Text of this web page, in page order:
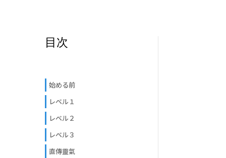
目次
始める前
レベル１
レベル２
レベル３
直傳靈氣